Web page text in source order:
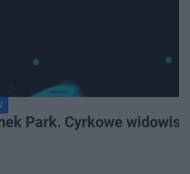
Park. Cyrkowe